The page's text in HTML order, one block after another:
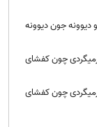
جون دیوونه
چون کفشای
چون کفشای